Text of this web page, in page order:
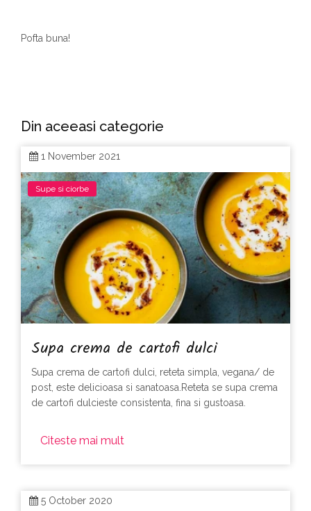
Pofta buna!
Din aceeasi categorie
1 November 2021
Supe si ciorbe
Supa crema de cartofi dulci
Supa crema de cartofi dulci, reteta simpla, vegana/ de
post, este delicioasa si sanatoasa.Reteta se supa crema
de cartofi dulcieste consistenta, fina si gustoasa.
Citeste mai mult
5 October 2020